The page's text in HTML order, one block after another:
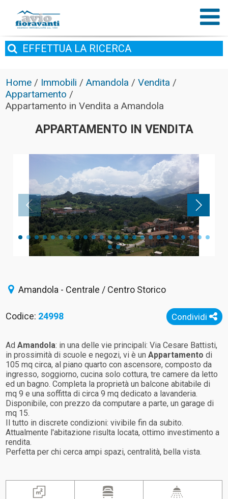
EFFETTUA LA RICERCA
Home / Immobili /Amandola /Vendita /
Appartamento /
Appartamento in Vendita a Amandola
APPARTAMENTO IN VENDITA
Amandola - Centrale / Centro Storico
Condividi
Codice: 24998
AdAmandola: in una delle vie principali: Via Cesare Battisti,
in prossimità di scuole e negozi, vi è unAppartamento di
105 mq circa, al piano quarto con ascensore, composto da
ingresso, soggiorno, cucina solo cottura, tre camere da letto
ed un bagno. Completa la proprietà un balcone abitabile di
mq 9 e una soffitta di circa 9 mq dedicato a lavanderia.
Disponibile, con prezzo da computare a parte, un garage di
mq 15.
Il tutto in discrete condizioni: vivibile fin da subito.
Attualmente l'abitazione risulta locata, ottimo investimento a
rendita.
Perfetta per chi cerca ampi spazi, centralità, bella vista.